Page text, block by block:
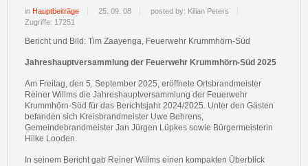
in Hauptbeiträge 25. 09. 08
posted by: Kilian Peters
Zugriffe: 17251
Bericht und Bild: Tim Zaayenga, Feuerwehr Krummhörn-Süd
Jahreshauptversammlung der Feuerwehr Krummhörn-Süd 2025
Am Freitag, den 5. September 2025, eröffnete Ortsbrandmeister
Reiner Willms die Jahreshauptversammlung der Feuerwehr
Krummhörn-Süd für das Berichtsjahr 2024/2025. Unter den Gästen
befanden sich Kreisbrandmeister Uwe Behrens,
Gemeindebrandmeister Jan Jürgen Lüpkes sowie Bürgermeisterin
Hilke Looden.
In seinem Bericht gab Reiner Willms einen kompakten Überblick